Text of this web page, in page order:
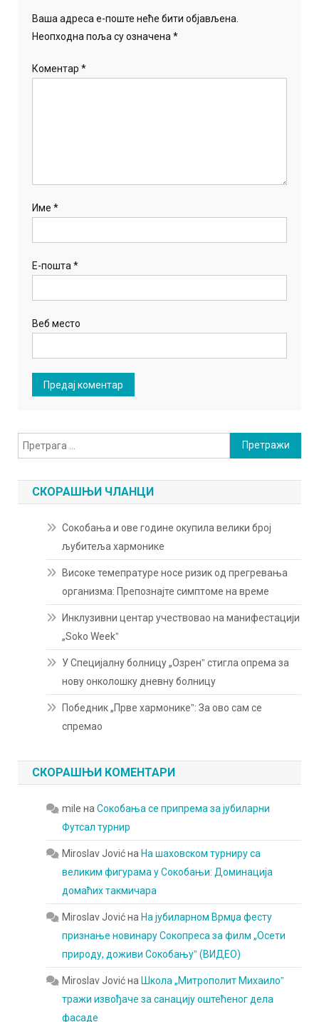
Ваша адреса е-поште неће бити објављена.
Неопходна поља су означена*
Коментар*
Име*
Е-пошта*
Веб место
Претрага
за:
СКОРАШЊИ ЧЛАНЦИ
Сокобања и ове године окупила велики број
љубитеља хармонике
Високе темепратуре носе ризик од прегревања
организма: Препознајте симптоме на време
Инклузивни центар учествовао на манифестацији
„Soko Weekˮ
У Специјалну болницу „Озренˮ стигла опрема за
нову онколошку дневну болницу
Победник „Прве хармоникеˮ: За ово сам се
спремао
СКОРАШЊИ КОМЕНТАРИ
mile наСокобања се припрема за јубиларни
Футсал турнир
Miroslav Jovićна На шаховском турниру са
великим фигурама у Сокобањи: Доминација
домаћих такмичара
Miroslav Jovićна На јубиларном Врмџа фесту
признање новинару Сокопреса за филм „Осети
природу, доживи Сокобањуˮ (ВИДЕО)
Miroslav Jovićна Школа „Митрополит Михаилоˮ
тражи извођаче за санацију оштећеног дела
фасаде